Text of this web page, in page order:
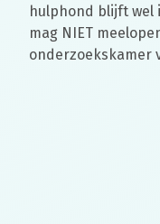
hulphond blijft wel
mag NIET
onderzoekskamer